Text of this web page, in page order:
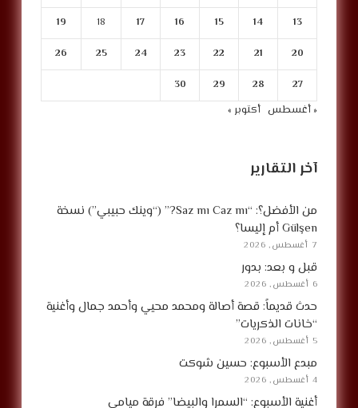
13
14
15
16
17
18
19
20
21
22
23
24
25
26
27
28
29
30
« أغسطس أكتوبر »
آخر التقارير
من الأفضل؟: “Saz mı Caz mı?” (“وينك حبيبي”) نسخة
Gülşen أم إليسا؟
7 أغسطس, 2026
قبل و بعد: بدور
6 أغسطس, 2026
حدث قديماً: قصة أصالة ومحمد محيي وأحمد جمال وأغنية
“خانات الذكريات”
5 أغسطس, 2026
مبدع الأسبوع: حسين شوكت
4 أغسطس, 2026
أغنية الأسبوع: “السمرا والبيضا” فرقة ميامي